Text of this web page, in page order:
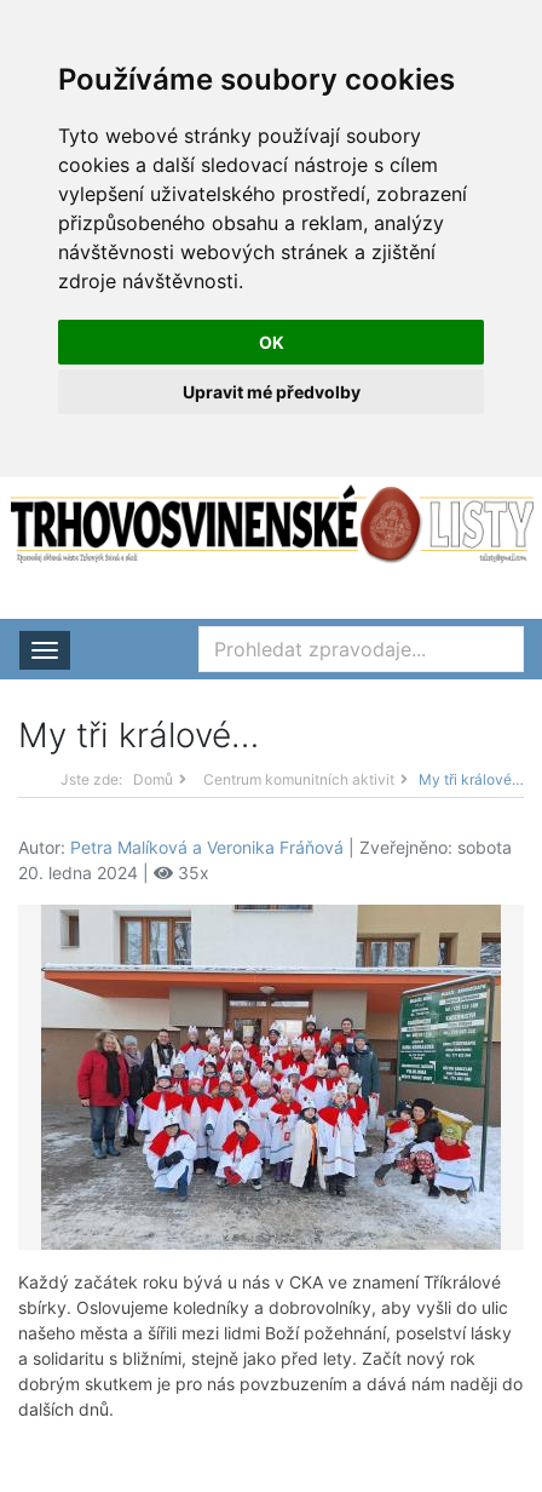
Používáme soubory cookies
Tyto webové stránky používají soubory
cookies a další sledovací nástroje s cílem
vylepšení uživatelského prostředí, zobrazení
přizpůsobeného obsahu a reklam, analýzy
návštěvnosti webových stránek a zjištění
zdroje návštěvnosti.
OK
Upravit mé předvolby
Rozbalit nabídku
My tři králové…
Jste zde: Domů Centrum komunitních aktivit My tři králové…
Autor: Petra Malíková a Veronika Fráňová | Zveřejněno: sobota
20. ledna 2024 |
35x
Každý začátek roku bývá u nás v CKA ve znamení Tříkrálové
sbírky. Oslovujeme koledníky a dobrovolníky, aby vyšli do ulic
našeho města a šířili mezi lidmi Boží požehnání, poselství lásky
a solidaritu s bližními, stejně jako před lety. Začít nový rok
dobrým skutkem je pro nás povzbuzením a dává nám naději do
dalších dnů.